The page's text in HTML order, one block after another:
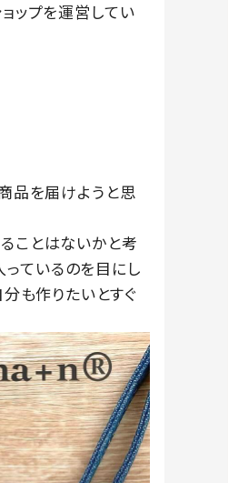
ップを運営してい
品を届けようと思
ことはないかと考
っているのを目にし
も作りたいとすぐ